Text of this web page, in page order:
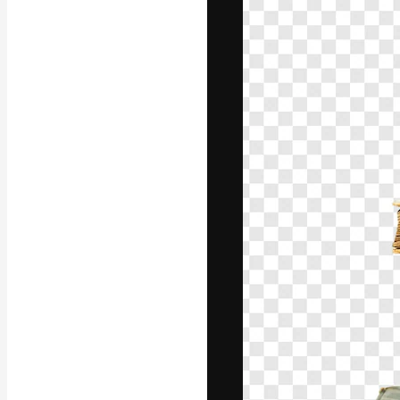
La plataforma
trabajo. Más
entre
estudios.
Español
Copyright ©